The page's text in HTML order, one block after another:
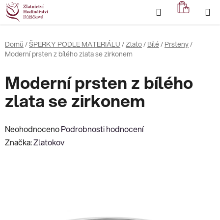
Přejít
na
obsah
Hledat
KOŠÍK
Domů /ŠPERKY PODLE MATERIÁLU /Zlato/ Bílé/ Prsteny/
Moderní prsten z bílého zlata se zirkonem
Moderní prsten z bílého
zlata se zirkonem
Průměrné
hodnocení
NeohodnocenoPodrobnosti hodnocení
Značka:Zlatokov